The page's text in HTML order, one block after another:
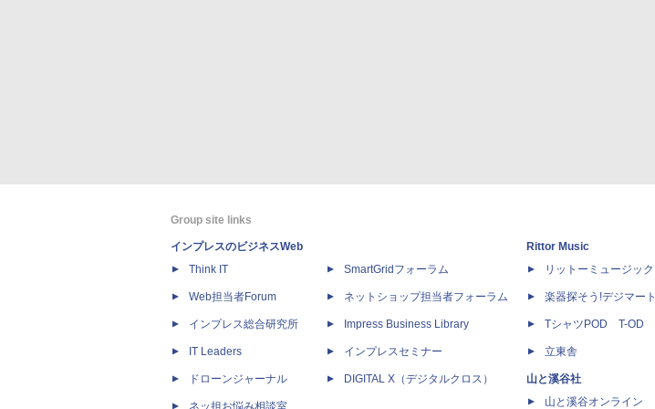
Group site links
インプレスのビジネスWeb
Think IT
Web担当者Forum
インプレス総合研究所
IT Leaders
ドローンジャーナル
ネッ担お悩み相談室
SmartGridフォーラム
ネットショップ担当者フォーラム
Impress Business Library
インプレスセミナー
DIGITAL X（デジタルクロス）
Rittor Music
リットーミュージック
楽器探そう!デジマート
TシャツPOD T-OD
立東舎
山と溪谷社
山と溪谷オンライン